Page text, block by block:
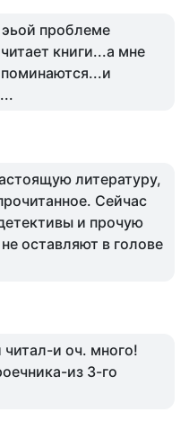
проблеме
книги...а мне
литературу,
Сейчас
и прочую
оставляют в голове
и оч. много!
из 3-го